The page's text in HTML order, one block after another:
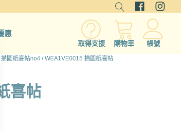
惠
取得支援 購物車 帳號
描圖紙喜帖no4 / WEA1VE0015 描圖紙喜帖
喜帖